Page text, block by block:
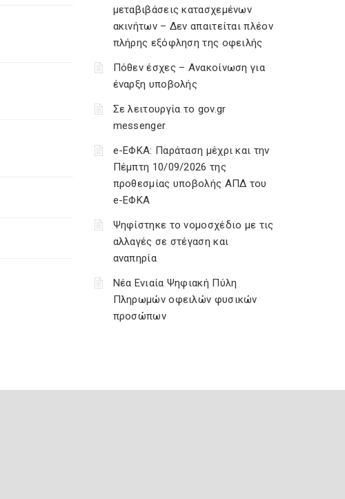
μεταβιβάσεις κατασχεμένων
ακινήτων – Δεν απαιτείται πλέον
πλήρης εξόφληση της οφειλής
Πόθεν έσχες – Ανακοίνωση για
έναρξη υποβολής
Σε λειτουργία το gov.gr
messenger
e-ΕΦΚΑ: Παράταση μέχρι και την
Πέμπτη 10/09/2026 της
προθεσμίας υποβολής ΑΠΔ του
e-ΕΦΚΑ
Ψηφίστηκε το νομοσχέδιο με τις
αλλαγές σε στέγαση και
αναπηρία
Νέα Ενιαία Ψηφιακή Πύλη
Πληρωμών οφειλών φυσικών
προσώπων